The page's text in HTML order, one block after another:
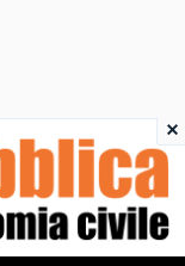
×